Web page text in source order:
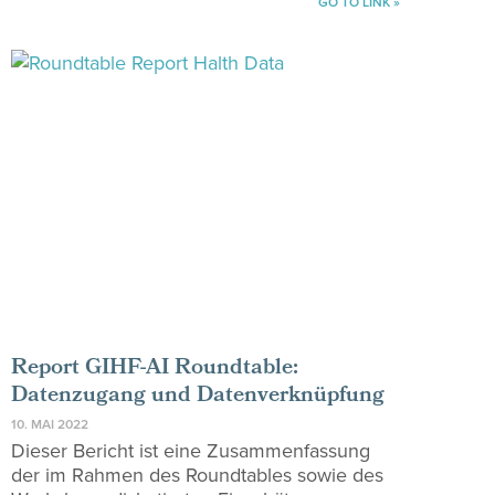
Report GIHF-AI Roundtable:
Datenzugang und Datenverknüpfung
10. MAI 2022
Dieser Bericht ist eine Zusammenfassung
der im Rahmen des Roundtables sowie des